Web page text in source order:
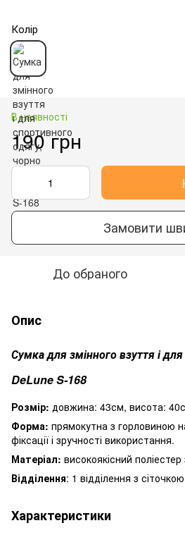
Колір
В наявності
190 грн
Замовити
До обраного
Опис
Сумка для змінного взуття і
DeLune S-168
Розмір: довжина: 43см, висота:
Форма: прямокутна з горловиною
фіксації і зручності використання.
Матеріал: високоякісний
Відділення: 1 відділення з
Характеристики